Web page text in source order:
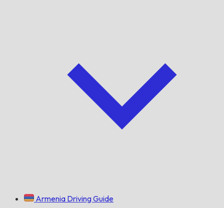
Armenia Driving Guide